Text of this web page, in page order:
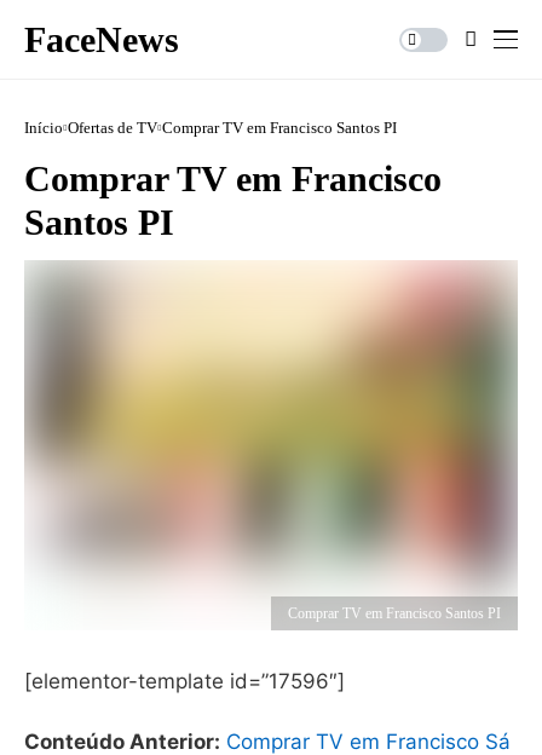
FaceNews
Início Ofertas de TV Comprar TV em Francisco Santos PI
Comprar TV em Francisco
Santos PI
Comprar TV em Francisco Santos PI
[elementor-template id=”17596″]
Conteúdo Anterior: Comprar TV em Francisco Sá